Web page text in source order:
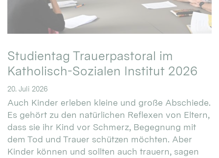
Studientag Trauerpastoral im
Katholisch-Sozialen Institut 2026
20. Juli 2026
Auch Kinder erleben kleine und große Abschiede.
Es gehört zu den natürlichen Reflexen von Eltern,
dass sie ihr Kind vor Schmerz, Begegnung mit
dem Tod und Trauer schützen möchten. Aber
Kinder können und sollten auch trauern, sagen